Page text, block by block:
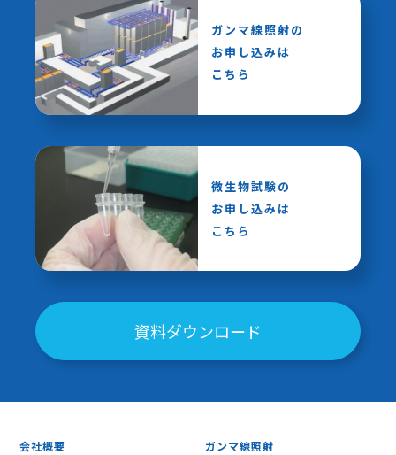
ガンマ線照射の
お申し込みは
こちら
微生物試験の
お申し込みは
こちら
資料ダウンロード
会社概要
ガンマ線照射